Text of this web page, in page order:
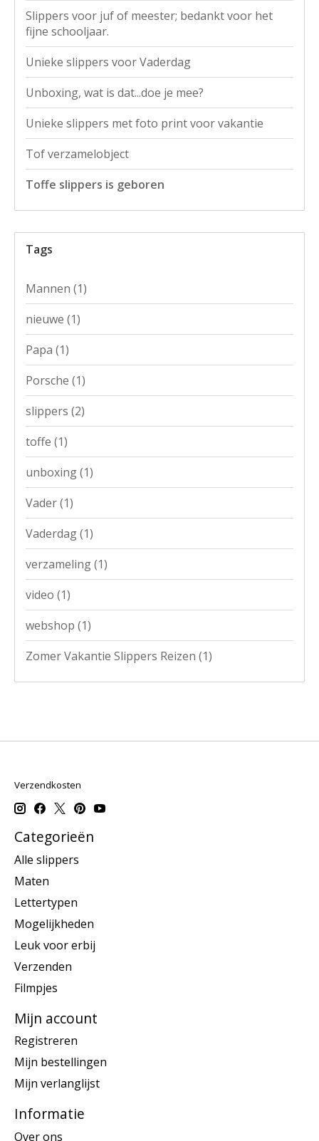
Slippers voor juf of meester; bedankt voor het
fijne schooljaar.
Unieke slippers voor Vaderdag
Unboxing, wat is dat...doe je mee?
Unieke slippers met foto print voor vakantie
Tof verzamelobject
Toffe slippers is geboren
Tags
Mannen (1)
nieuwe (1)
Papa (1)
Porsche (1)
slippers (2)
toffe (1)
unboxing(1)
Vader(1)
Vaderdag(1)
verzameling(1)
video (1)
webshop (1)
Zomer Vakantie Slippers Reizen (1)
Verzendkosten
Categorieën
Alle slippers
Maten
Lettertypen
Mogelijkheden
Leuk voor erbij
Verzenden
Filmpjes
Mijn account
Registreren
Mijn bestellingen
Mijn verlanglijst
Informatie
Over ons